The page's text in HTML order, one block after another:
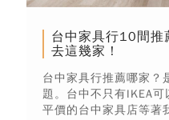
台中家具行10間推
去這幾家！
台中家具行推薦哪家？
題。台中不只有IKEA可
平價的台中家具店等著